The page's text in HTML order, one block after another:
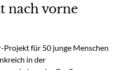
nach vorne
Projekt für 50 junge Menschen
in der